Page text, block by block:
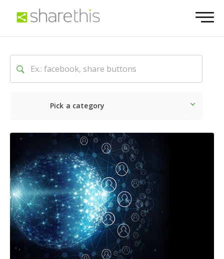
Pick a category
O mais recente Social